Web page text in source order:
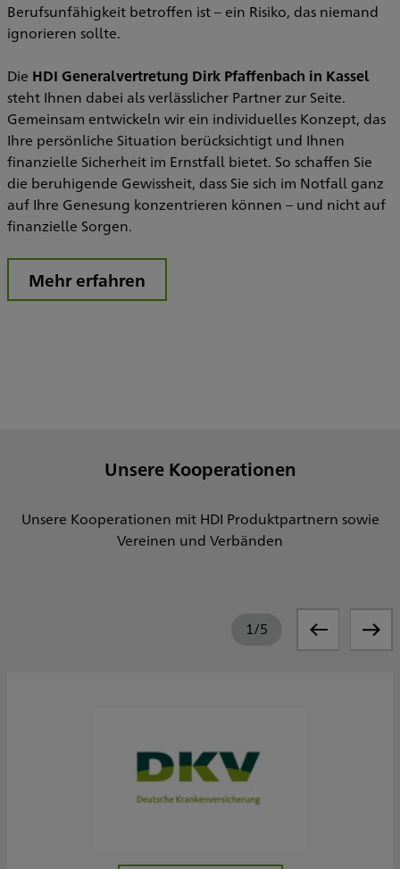
Berufsunfähigkeit betroffen ist – ein Risiko, das niemand
ignorieren sollte.
Die HDI Generalvertretung Dirk Pfaffenbach in Kassel
steht Ihnen dabei als verlässlicher Partner zur Seite.
Gemeinsam entwickeln wir ein individuelles Konzept, das
Ihre persönliche Situation berücksichtigt und Ihnen
finanzielle Sicherheit im Ernstfall bietet. So schaffen Sie
die beruhigende Gewissheit, dass Sie sich im Notfall ganz
auf Ihre Genesung konzentrieren können – und nicht auf
finanzielle Sorgen.
Mehr erfahren
Unsere Kooperationen
Unsere Kooperationen mit HDI Produktpartnern sowie
Vereinen und Verbänden
1/5